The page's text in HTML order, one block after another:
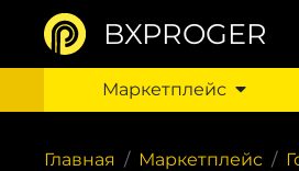
BXPROGER
Маркетплейс
Главная Маркетплейс